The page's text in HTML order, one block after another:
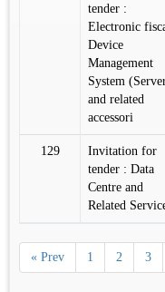
tender :
Electronic
Device
Management
System
and related
accessori
129
Invitation for
tender : Data
Centre and
Related
« Prev 1 2 3